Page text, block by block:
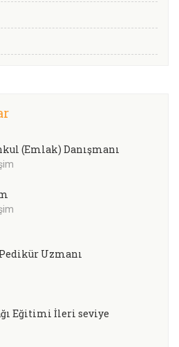
(Emlak) Danışmanı
Uzmanı
Eğitimi İleri seviye